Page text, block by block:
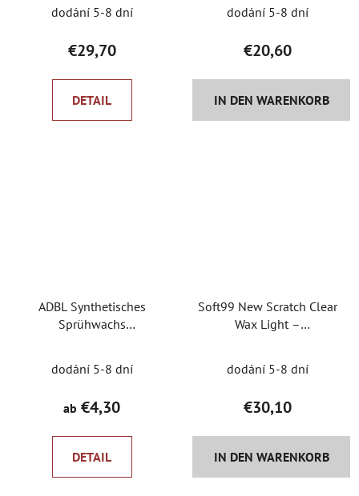
dodání 5-8 dní
€29,70
DETAIL
dodání 5-8 dní
€20,60
IN DEN WARENKORB
ADBL Synthetisches
Sprühwachs
dodání 5-8 dní
ab €4,30
DETAIL
Soft99 New Scratch Clear
Wax Light –
dodání 5-8 dní
€30,10
IN DEN WARENKORB